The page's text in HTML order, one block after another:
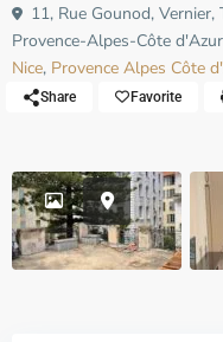
11, Rue Gounod,
Provence-Alpes-Côte
Nice, Provence Alpes Côte
Share Favorite